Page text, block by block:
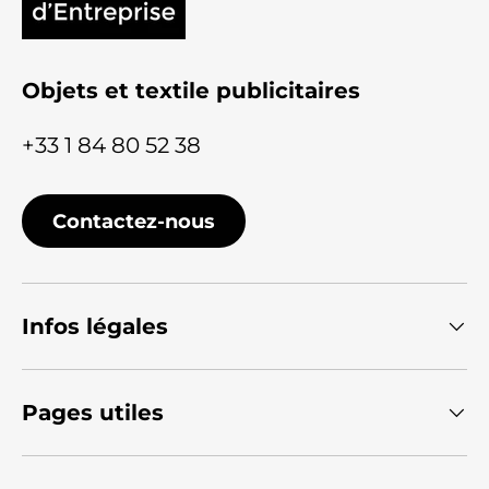
Objets et textile publicitaires
+33 1 84 80 52 38
Contactez-nous
Infos légales
Pages utiles